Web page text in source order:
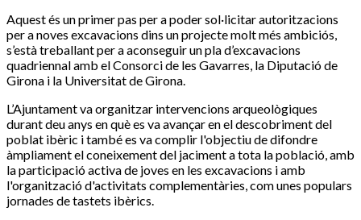
Aquest és un primer pas per a poder sol·licitar autoritzacions
per a noves excavacions dins un projecte molt més ambiciós,
s’està treballant per a aconseguir un pla d’excavacions
quadriennal amb el Consorci de les Gavarres, la Diputació de
Girona i la Universitat de Girona.
L’Ajuntament va organitzar intervencions arqueològiques
durant deu anys en què es va avançar en el descobriment del
poblat ibèric i també es va complir l'objectiu de difondre
àmpliament el coneixement del jaciment a tota la població, amb
la participació activa de joves en les excavacions i amb
l'organització d'activitats complementàries, com unes populars
jornades de tastets ibèrics.